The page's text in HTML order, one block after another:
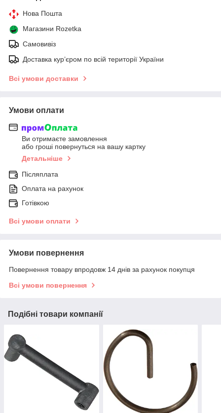
Нова Пошта
Магазини Rozetka
Самовивіз
Доставка кур’єром по всій території України
Всі умови доставки
Умови оплати
Ви отримаєте замовлення
або гроші повернуться на вашу картку
Детальніше
Післяплата
Оплата на рахунок
Готівкою
Всі умови оплати
Умови повернення
Повернення товару впродовж 14 днів за рахунок покупця
Всі умови повернення
Подібні товари компанії